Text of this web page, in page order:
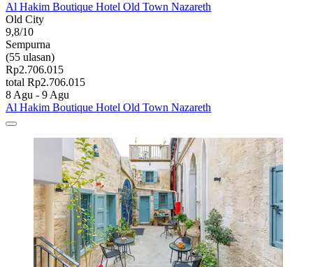
Al Hakim Boutique Hotel Old Town Nazareth
Old City
9,8/10
Sempurna
(55 ulasan)
Rp2.706.015
total Rp2.706.015
8 Agu - 9 Agu
Al Hakim Boutique Hotel Old Town Nazareth